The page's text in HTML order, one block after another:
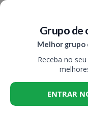
Grupo de
Melhor grupo
Receba no seu
ENTRAR
Economize em
Imprimir 0